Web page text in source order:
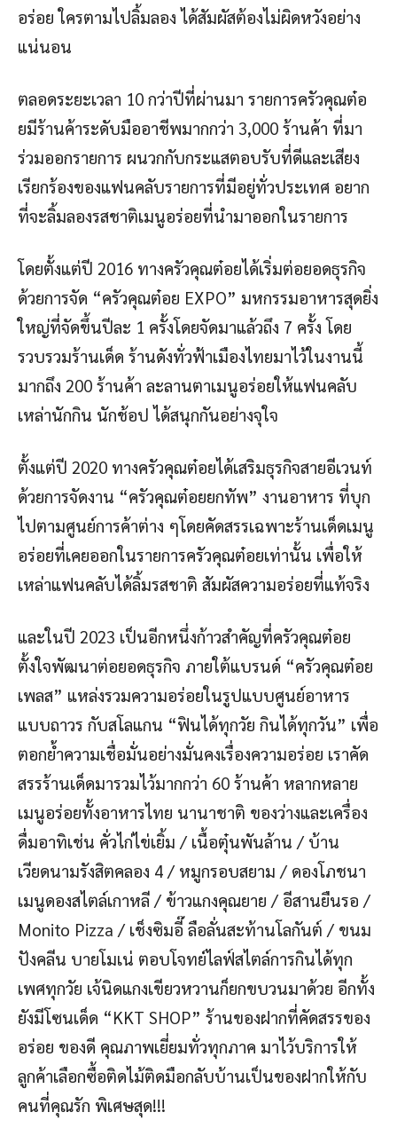
อร่อย ใครตามไปลิ้มลอง ได้สัมผัสต้องไม่ผิดหวังอย่าง
แน่นอน
ตลอดระยะเวลา 10 กว่าปีที่ผ่านมา รายการครัวคุณต๋อ
ยมีร้านค้าระดับมืออาชีพมากกว่า 3,000 ร้านค้า ที่มา
ร่วมออกรายการ ผนวกกับกระแสตอบรับที่ดีและเสียง
เรียกร้องของแฟนคลับรายการที่มีอยู่ทั่วประเทศ อยาก
ที่จะลิ้มลองรสชาติเมนูอร่อยที่นำมาออกในรายการ
โดยตั้งแต่ปี 2016 ทางครัวคุณต๋อยได้เริ่มต่อยอดธุรกิจ
ด้วยการจัด “ครัวคุณต๋อย EXPO” มหกรรมอาหารสุดยิ่ง
ใหญ่ที่จัดขึ้นปีละ 1 ครั้งโดยจัดมาแล้วถึง 7 ครั้ง โดย
รวบรวมร้านเด็ด ร้านดังทั่วฟ้าเมืองไทยมาไว้ในงานนี้
มากถึง 200 ร้านค้า ละลานตาเมนูอร่อยให้แฟนคลับ
เหล่านักกิน นักช้อป ได้สนุกกันอย่างจุใจ
ตั้งแต่ปี 2020 ทางครัวคุณต๋อยได้เสริมธุรกิจสายอีเวนท์
ด้วยการจัดงาน “ครัวคุณต๋อยยกทัพ” งานอาหาร ที่บุก
ไปตามศูนย์การค้าต่าง ๆโดยคัดสรรเฉพาะร้านเด็ดเมนู
อร่อยที่เคยออกในรายการครัวคุณต๋อยเท่านั้น เพื่อให้
เหล่าแฟนคลับได้ลิ้มรสชาติ สัมผัสความอร่อยที่แท้จริง
และในปี 2023 เป็นอีกหนึ่งก้าวสำคัญที่ครัวคุณต๋อย
ตั้งใจพัฒนาต่อยอดธุรกิจ ภายใต้แบรนด์ “ครัวคุณต๋อย
เพลส” แหล่งรวมความอร่อยในรูปแบบศูนย์อาหาร
แบบถาวร กับสโลแกน “ฟินได้ทุกวัย กินได้ทุกวัน” เพื่อ
ตอกย้ำความเชื่อมั่นอย่างมั่นคงเรื่องความอร่อย เราคัด
สรรร้านเด็ดมารวมไว้มากกว่า 60 ร้านค้า หลากหลาย
เมนูอร่อยทั้งอาหารไทย นานาชาติ ของว่างและเครื่อง
ดื่มอาทิเช่น คั่วไก่ไข่เยิ้ม / เนื้อตุ๋นพันล้าน / บ้าน
เวียดนามรังสิตคลอง 4 / หมูกรอบสยาม / ดองโภชนา
เมนูดองสไตล์เกาหลี / ข้าวแกงคุณยาย / อีสานยืนรอ /
Monito Pizza / เช็งซิมอี๊ ลือลั่นสะท้านโลกันต์ / ขนม
ปังคลีน บายโมเน่ ตอบโจทย์ไลฟ์สไตล์การกินได้ทุก
เพศทุกวัย เจ้นิดแกงเขียวหวานก็ยกขบวนมาด้วย อีกทั้ง
ยังมีโซนเด็ด “KKT SHOP” ร้านของฝากที่คัดสรรของ
อร่อย ของดี คุณภาพเยี่ยมทั่วทุกภาค มาไว้บริการให้
ลูกค้าเลือกซื้อติดไม้ติดมือกลับบ้านเป็นของฝากให้กับ
คนที่คุณรัก พิเศษสุด!!!